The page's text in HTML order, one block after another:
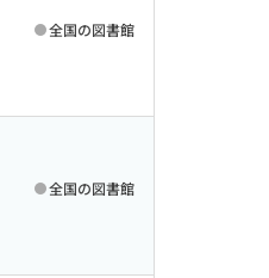
全国の図書館
全国の図書館